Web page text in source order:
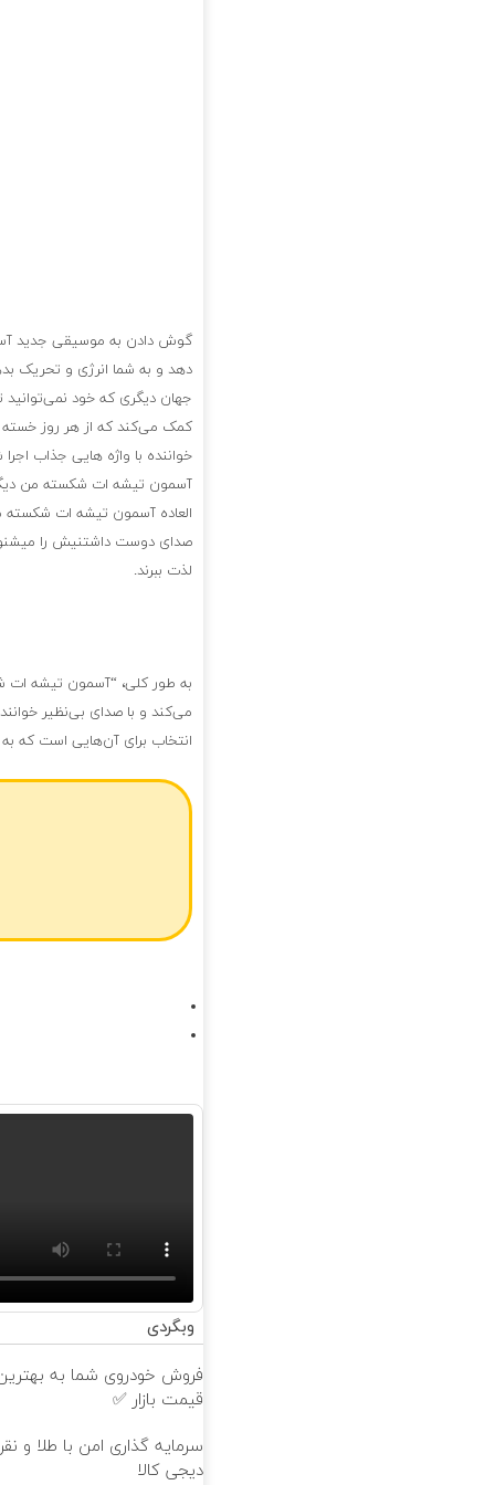
گوش دادن به موسیقی جدید
دهد و به شما انرژی و تحریک
جهان دیگری که خود
کمک می‌کند که از هر روز خسته
خواننده با واژه هایی جذاب
آسمون تیشه ات شکسته من
العاده آسمون تیشه ات شکسته
صدای دوست داشتنیش را
لذت ببرند.
به طور کلی، “آسمون تیشه ات
می‌کند و با صدای بی‌نظیر
انتخاب برای آن‌هایی است که
وبگردی
فروش خودروی شما به
قیمت بازار ✅
سرمایه گذاری امن با طلا و
دیجی کالا